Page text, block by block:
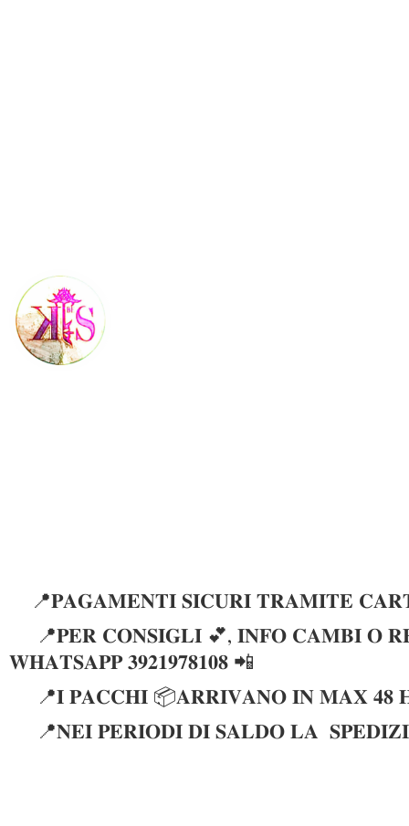
📍𝐏𝐀𝐆𝐀𝐌𝐄𝐍𝐓𝐈 𝐒𝐈𝐂𝐔𝐑𝐈 𝐓𝐑𝐀𝐌𝐈𝐓𝐄
📍𝐏𝐄𝐑 𝐂𝐎𝐍𝐒𝐈𝐆𝐋𝐈 💕, 𝐈𝐍𝐅𝐎 𝐂𝐀𝐌𝐁𝐈 𝐎
𝐖𝐇𝐀𝐓𝐒𝐀𝐏𝐏 𝟑𝟗𝟐𝟏𝟗𝟕𝟖𝟏𝟎𝟖 📲
📍𝐈 𝐏𝐀𝐂𝐂𝐇𝐈 📦𝐀𝐑𝐑𝐈𝐕𝐀𝐍𝐎 𝐈𝐍 𝐌𝐀𝐗 𝟒𝟖
📍𝐍𝐄𝐈 𝐏𝐄𝐑𝐈𝐎𝐃𝐈 𝐃𝐈 𝐒𝐀𝐋𝐃𝐎 𝐋𝐀